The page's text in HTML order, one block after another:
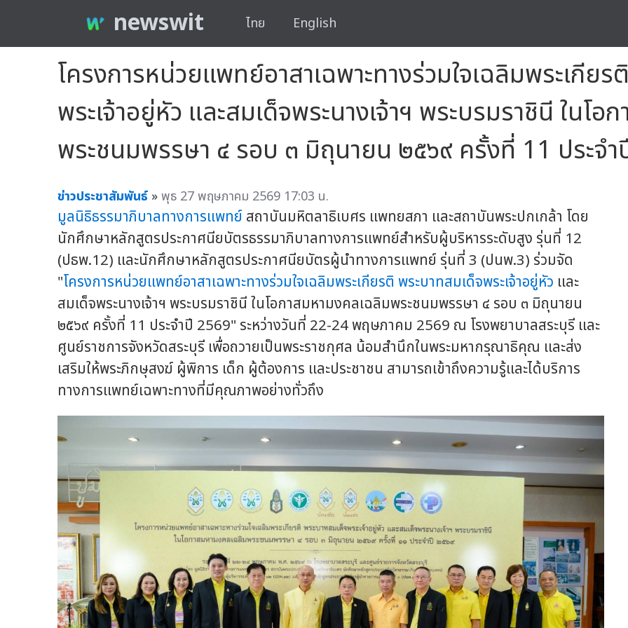
newswit ไทย English
โครงการหน่วยแพทย์อาสาเฉพาะทางร่วมใจเฉลิมพระเกีย
พระเจ้าอยู่หัว และสมเด็จพระนางเจ้าฯ พระบรมราชินี ในโอ
พระชนมพรรษา ๔ รอบ ๓ มิถุนายน ๒๕๖๙ ครั้งที่ 11 ประจ
ข่าวประชาสัมพันธ์ »พุธ 27 พฤษภาคม 2569 17:03 น.
มูลนิธิธรรมาภิบาลทางการแพทย์ สถาบันมหิตลาธิเบศร แพทยสภา และสถาบันพระปกเกล้า โดย
นักศึกษาหลักสูตรประกาศนียบัตรธรรมาภิบาลทางการแพทย์สำหรับผู้บริหารระดับสูง รุ่นที่ 12
(ปธพ.12) และนักศึกษาหลักสูตรประกาศนียบัตรผู้นำทางการแพทย์ รุ่นที่ 3 (ปนพ.3) ร่วมจัด
"โครงการหน่วยแพทย์อาสาเฉพาะทางร่วมใจเฉลิมพระเกียรติ พระบาทสมเด็จพระเจ้าอยู่หัว และ
สมเด็จพระนางเจ้าฯ พระบรมราชินี ในโอกาสมหามงคลเฉลิมพระชนมพรรษา ๔ รอบ ๓ มิถุนายน
๒๕๖๙ ครั้งที่ 11 ประจำปี 2569" ระหว่างวันที่ 22-24 พฤษภาคม 2569 ณ โรงพยาบาลสระบุรี และ
ศูนย์ราชการจังหวัดสระบุรี เพื่อถวายเป็นพระราชกุศล น้อมสำนึกในพระมหากรุณาธิคุณ และส่ง
เสริมให้พระภิกษุสงฆ์ ผู้พิการ เด็ก ผู้ต้องการ และประชาชน สามารถเข้าถึงความรู้และได้บริการ
ทางการแพทย์เฉพาะทางที่มีคุณภาพอย่างทั่วถึง